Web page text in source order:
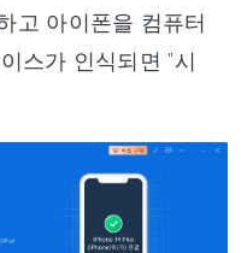
고 아이폰을 컴퓨터
스가 인식되면 "시